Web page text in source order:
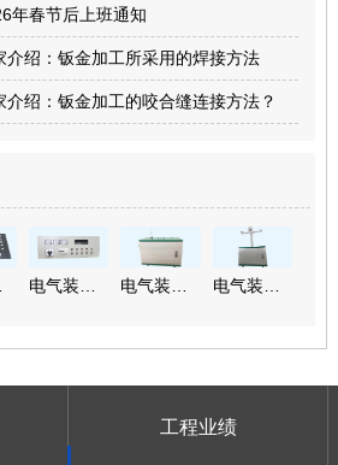
年春节后上班通知
介绍：钣金加工所采用的焊接方法
绍：钣金加工的咬合缝连接方法？
工程业绩